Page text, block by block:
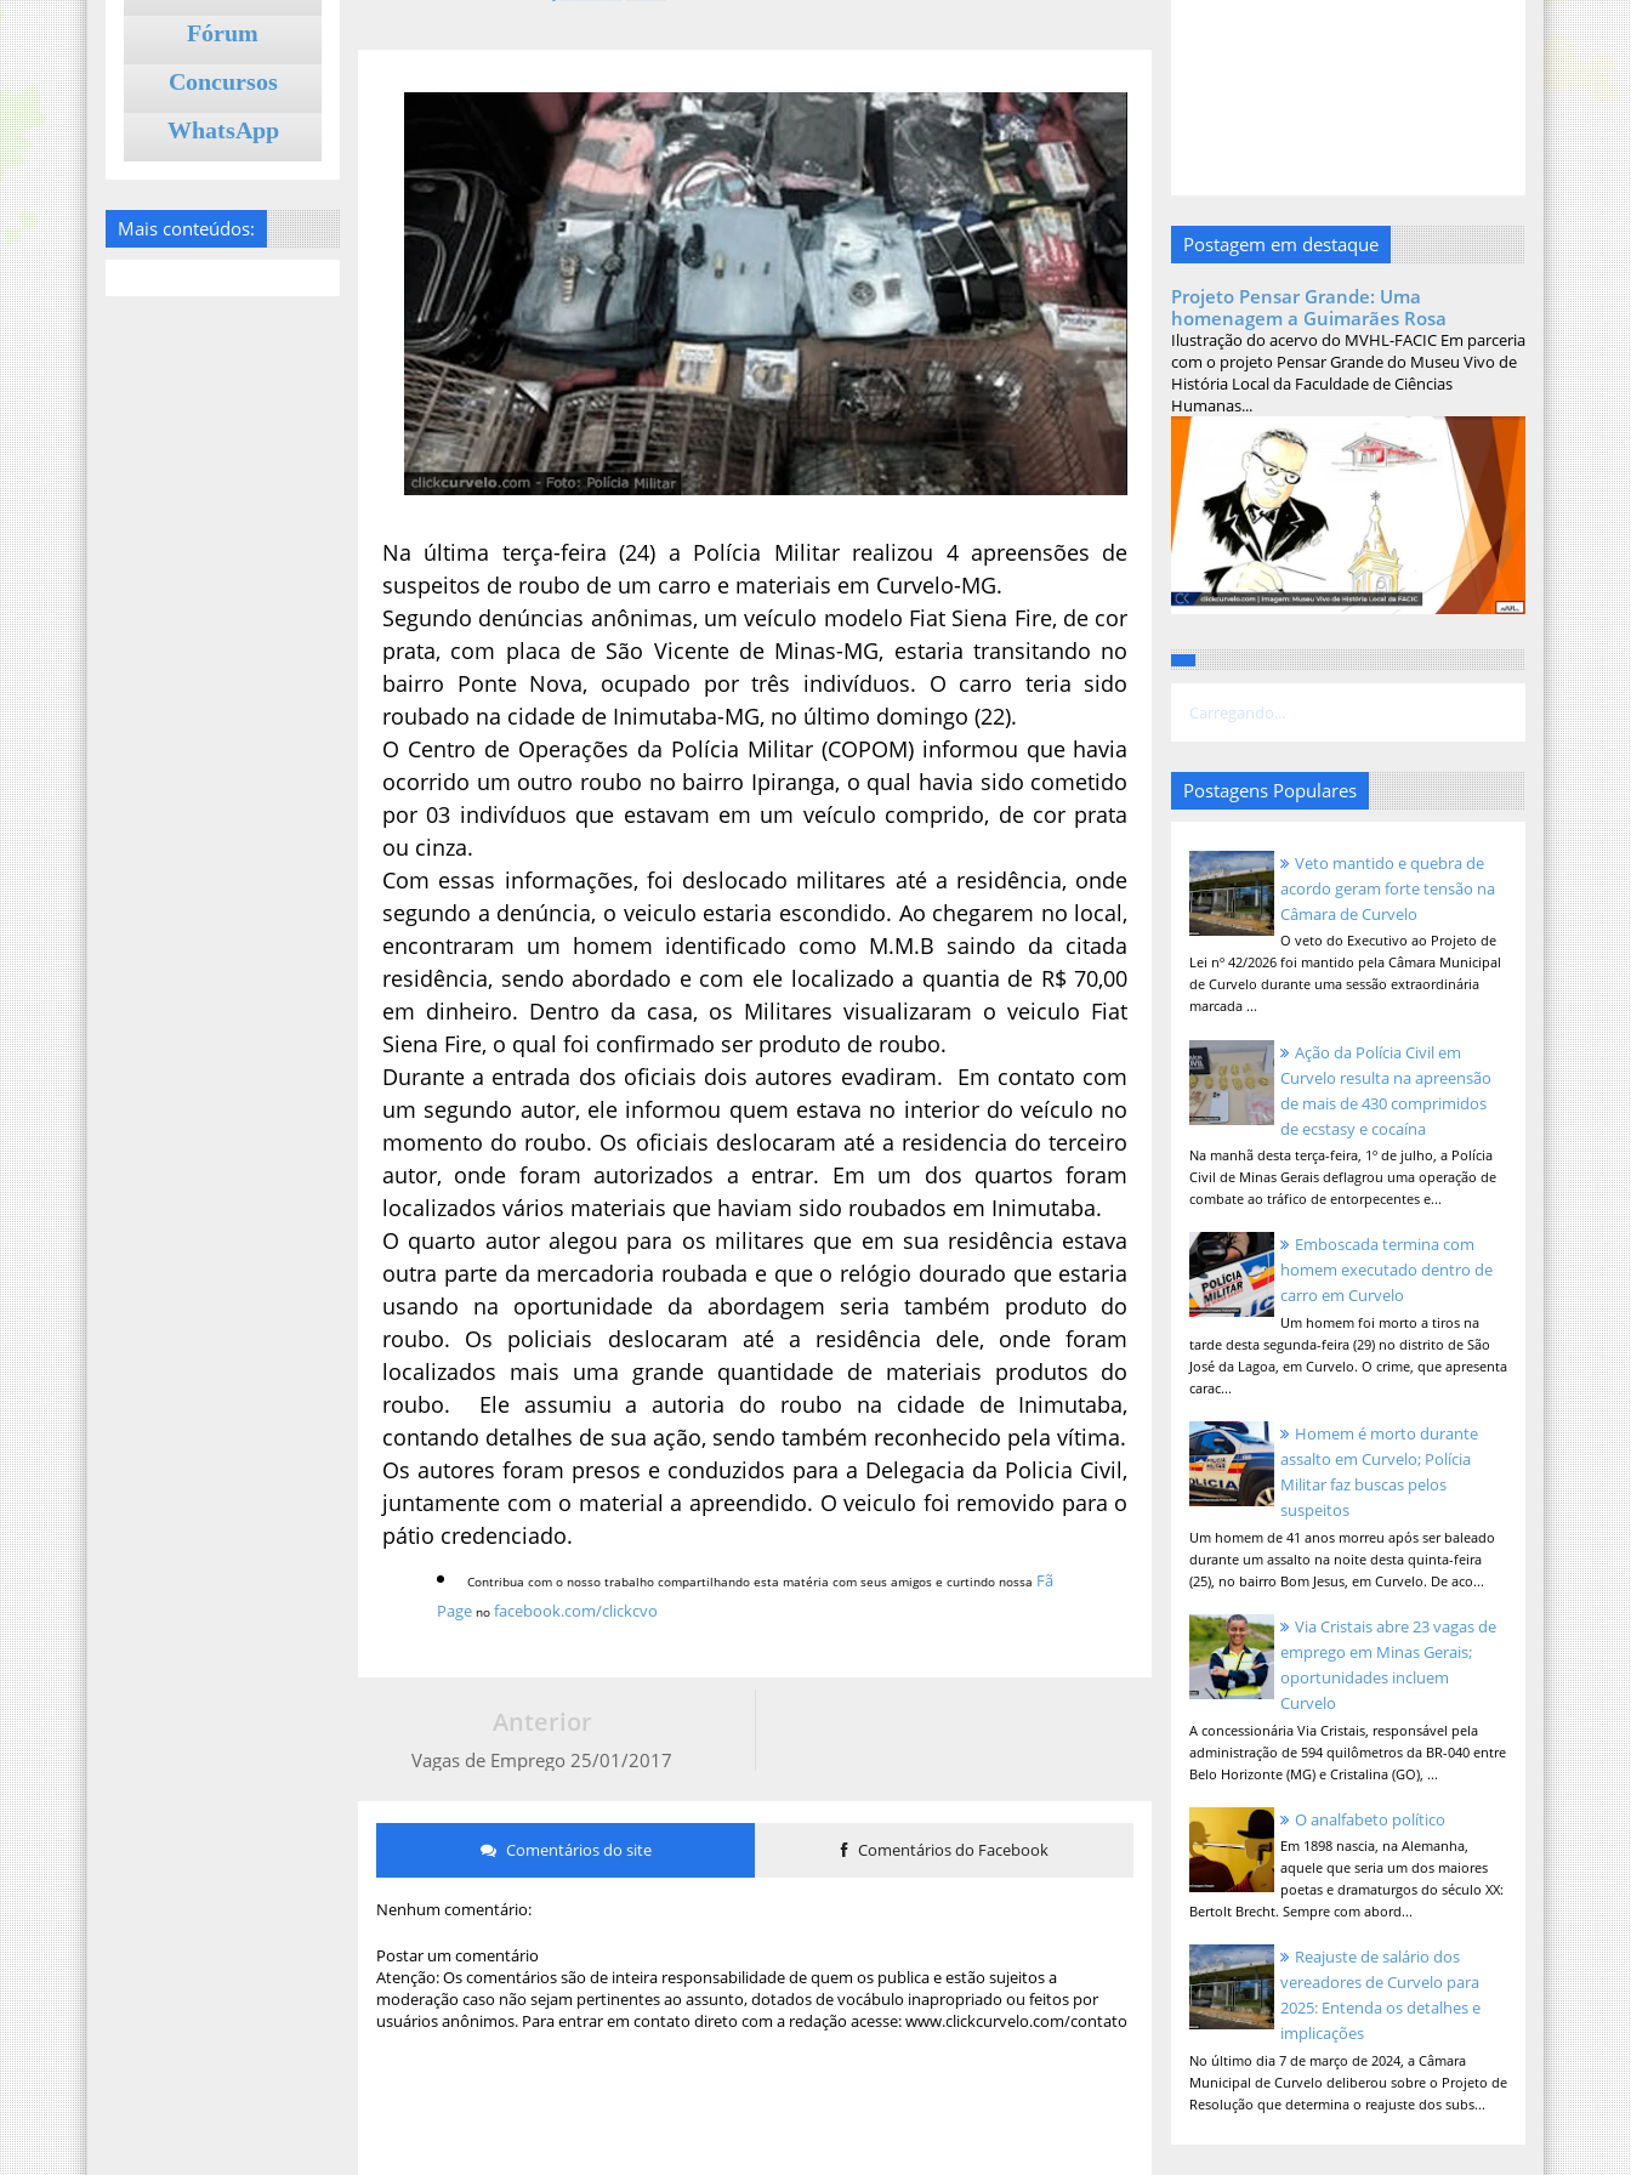
Fórum
Concursos
WhatsApp
Mais conteúdos:
Na última terça-feira (24) a Polícia Militar realizou 4 apreensões de
suspeitos de roubo de um carro e materiais em Curvelo-MG.
Segundo denúncias anônimas, um veículo modelo Fiat Siena Fire, de cor
prata, com placa de São Vicente de Minas-MG, estaria transitando no
bairro Ponte Nova, ocupado por três indivíduos. O carro teria sido
roubado na cidade de Inimutaba-MG, no último domingo (22).
O Centro de Operações da Polícia Militar (COPOM) informou que havia
ocorrido um outro roubo no bairro Ipiranga, o qual havia sido cometido
por 03 indivíduos que estavam em um veículo comprido, de cor prata
ou cinza.
Com essas informações, foi deslocado militares até a residência, onde
segundo a denúncia, o veiculo estaria escondido. Ao chegarem no local,
encontraram um homem identificado como M.M.B saindo da citada
residência, sendo abordado e com ele localizado a quantia de R$ 70,00
em dinheiro. Dentro da casa, os Militares visualizaram o veiculo Fiat
Siena Fire, o qual foi confirmado ser produto de roubo.
Durante a entrada dos oficiais dois autores evadiram. Em contato com
um segundo autor, ele informou quem estava no interior do veículo no
momento do roubo. Os oficiais deslocaram até a residencia do terceiro
autor, onde foram autorizados a entrar. Em um dos quartos foram
localizados vários materiais que haviam sido roubados em Inimutaba.
O quarto autor alegou para os militares que em sua residência estava
outra parte da mercadoria roubada e que o relógio dourado que estaria
usando na oportunidade da abordagem seria também produto do
roubo. Os policiais deslocaram até a residência dele, onde foram
localizados mais uma grande quantidade de materiais produtos do
roubo. Ele assumiu a autoria do roubo na cidade de Inimutaba,
contando detalhes de sua ação, sendo também reconhecido pela vítima.
Os autores foram presos e conduzidos para a Delegacia da Policia Civil,
juntamente com o material a apreendido. O veiculo foi removido para o
pátio credenciado.
Contribua com o nosso trabalho compartilhando esta matéria com seus amigos e curtindo nossa Fã
Page nofacebook.com/clickcvo
Anterior
Vagas de Emprego 25/01/2017
Comentários do site Comentários do Facebook
Nenhum comentário:
Postar um comentário
Atenção: Os comentários são de inteira responsabilidade de quem os publica e estão sujeitos a
moderação caso não sejam pertinentes ao assunto, dotados de vocábulo inapropriado ou feitos por
usuários anônimos. Para entrar em contato direto com a redação acesse: www.clickcurvelo.com/contato
Postagem em destaque
Projeto Pensar Grande: Uma
homenagem a Guimarães Rosa
Ilustração do acervo do MVHL-FACIC Em parceria
com o projeto Pensar Grande do Museu Vivo de
História Local da Faculdade de Ciências
Humanas...
Carregando...
Postagens Populares
Veto mantido e quebra de
acordo geram forte tensão na
Câmara de Curvelo
O veto do Executivo ao Projeto de
Lei nº 42/2026 foi mantido pela Câmara Municipal
de Curvelo durante uma sessão extraordinária
marcada ...
Ação da Polícia Civil em
Curvelo resulta na apreensão
de mais de 430 comprimidos
de ecstasy e cocaína
Na manhã desta terça-feira, 1º de julho, a Polícia
Civil de Minas Gerais deflagrou uma operação de
combate ao tráfico de entorpecentes e...
Emboscada termina com
homem executado dentro de
carro em Curvelo
Um homem foi morto a tiros na
tarde desta segunda-feira (29) no distrito de São
José da Lagoa, em Curvelo. O crime, que apresenta
carac...
Homem é morto durante
assalto em Curvelo; Polícia
Militar faz buscas pelos
suspeitos
Um homem de 41 anos morreu após ser baleado
durante um assalto na noite desta quinta-feira
(25), no bairro Bom Jesus, em Curvelo. De aco...
Via Cristais abre 23 vagas de
emprego em Minas Gerais;
oportunidades incluem
Curvelo
A concessionária Via Cristais, responsável pela
administração de 594 quilômetros da BR-040 entre
Belo Horizonte (MG) e Cristalina (GO), ...
O analfabeto político
Em 1898 nascia, na Alemanha,
aquele que seria um dos maiores
poetas e dramaturgos do século XX:
Bertolt Brecht. Sempre com abord...
Reajuste de salário dos
vereadores de Curvelo para
2025: Entenda os detalhes e
implicações
No último dia 7 de março de 2024, a Câmara
Municipal de Curvelo deliberou sobre o Projeto de
Resolução que determina o reajuste dos subs...